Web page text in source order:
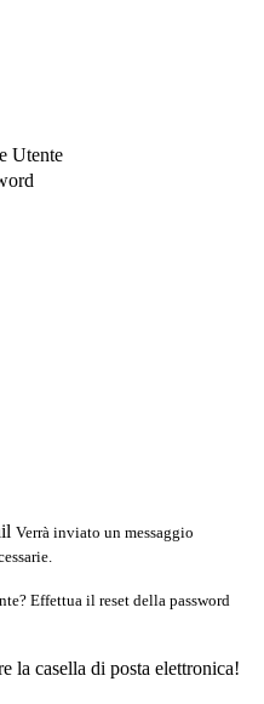
Utente
Verrà inviato un messaggio
Effettua il reset della password
la casella di posta elettronica!